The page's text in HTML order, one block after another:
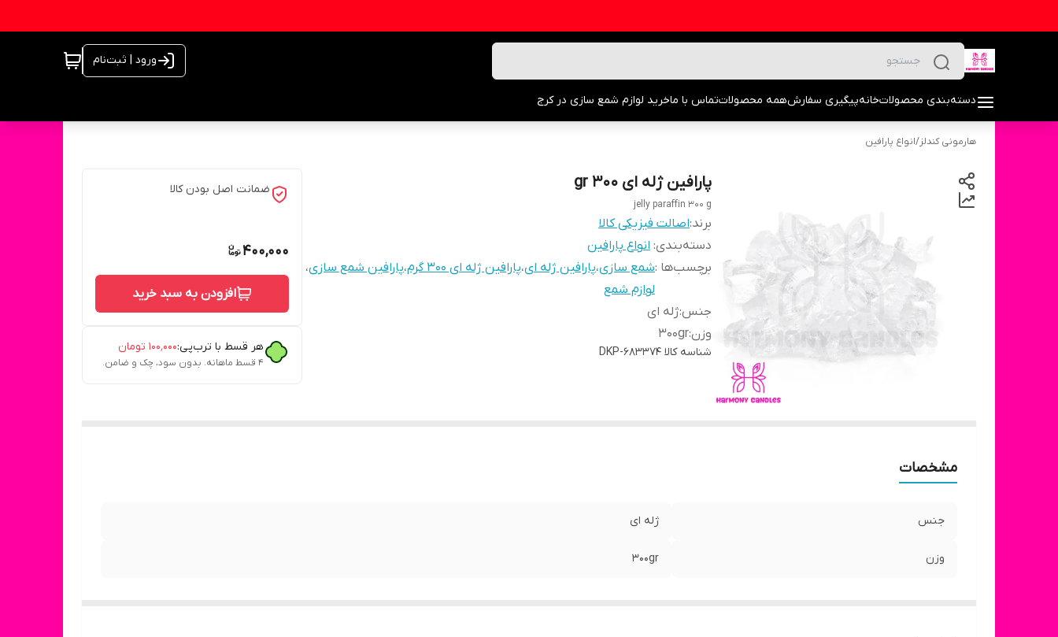
ورود | ثبت‌نام
دسته‌بندی محصولاتخانهپیگیری سفارشهمه محصولاتتماس با ماخرید لوازم شمع سازی در کرج
هارمونی کندلز/انواع پارافین
پارافین ژله ای gr 300
jelly paraffin 300 g
برند:اصالت فیزیکی کالا
دسته‌بندی: انواع پارافین
برچسب‌ها :شمع سازی،پارافین ژله ای،پارافین ژله ای ۳۰۰ گرم ،پارافین شمع سازی،
لوازم شمع
جنس:ژله ای
وزن:۳۰۰gr
شناسه کالا DKP-683374
ضمانت اصل بودن کالا
400,000
افزودن به سبد خرید
هر قسط با ترب‌پی:۱۰۰٬۰۰۰ تومان
۴ قسط ماهانه. بدون سود، چک و ضامن.
مشخصات
جنس ژله ای
وزن ۳۰۰gr